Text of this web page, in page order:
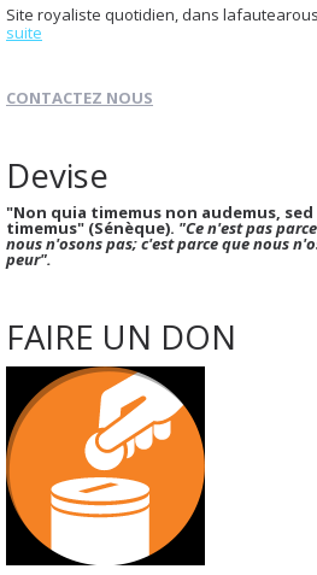
Site royaliste quotidien, dans
suite
CONTACTEZ NOUS
Devise
"Non quia timemus non audemus,
timemus" (Sénèque). "Ce n'est pas
nous n'osons pas; c'est parce que nous
peur".
FAIRE UN DON